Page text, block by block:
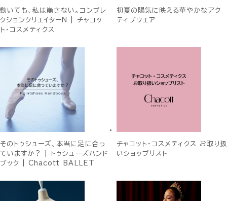
動いても、私は崩さない。コンプレ
クションクリエイターN | チャコッ
ト・コスメティクス
初夏の陽気に映える華やかなアク
ティブウエア
そのトゥシューズ、本当に足に合っ
ていますか？ | トゥシューズハンド
ブック | Chacott BALLET
チャコット・コスメティクス お取り扱
いショップリスト